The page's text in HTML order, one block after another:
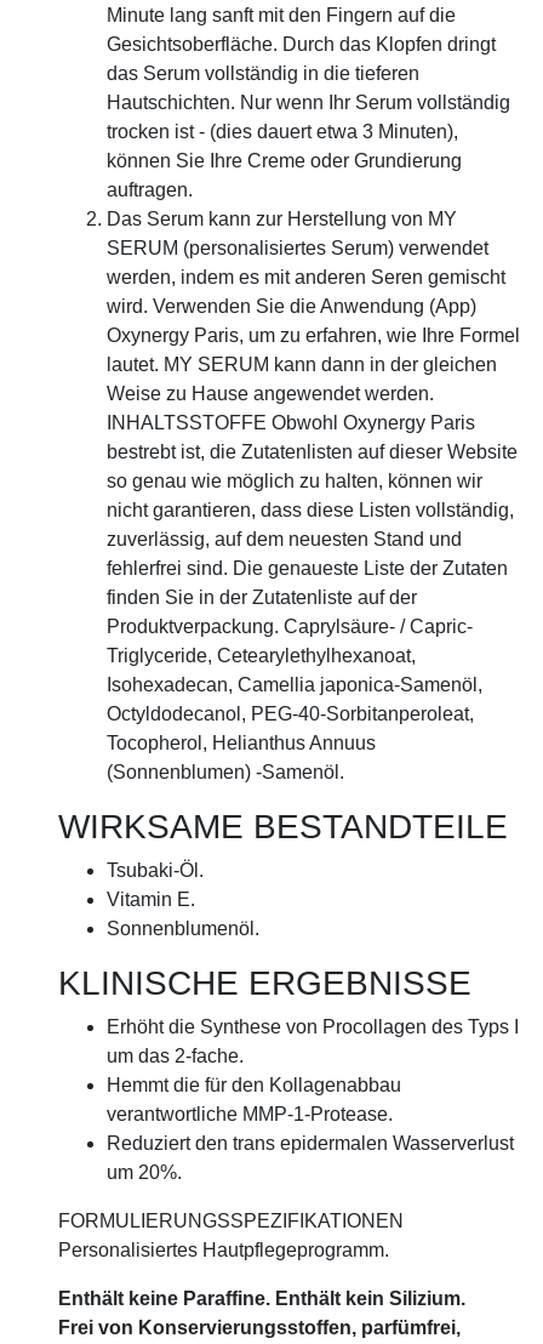
Minute lang sanft mit den Fingern auf die
Gesichtsoberfläche. Durch das Klopfen dringt
das Serum vollständig in die tieferen
Hautschichten. Nur wenn Ihr Serum vollständig
trocken ist - (dies dauert etwa 3 Minuten),
können Sie Ihre Creme oder Grundierung
auftragen.
Das Serum kann zur Herstellung von MY
SERUM (personalisiertes Serum) verwendet
werden, indem es mit anderen Seren gemischt
wird. Verwenden Sie die Anwendung (App)
Oxynergy Paris, um zu erfahren, wie Ihre Formel
lautet. MY SERUM kann dann in der gleichen
Weise zu Hause angewendet werden.
INHALTSSTOFFE Obwohl Oxynergy Paris
bestrebt ist, die Zutatenlisten auf dieser Website
so genau wie möglich zu halten, können wir
nicht garantieren, dass diese Listen vollständig,
zuverlässig, auf dem neuesten Stand und
fehlerfrei sind. Die genaueste Liste der Zutaten
finden Sie in der Zutatenliste auf der
Produktverpackung. Caprylsäure- / Capric-
Triglyceride, Cetearylethylhexanoat,
Isohexadecan, Camellia japonica-Samenöl,
Octyldodecanol, PEG-40-Sorbitanperoleat,
Tocopherol, Helianthus Annuus
(Sonnenblumen) -Samenöl.
WIRKSAME BESTANDTEILE
Tsubaki-Öl.
Vitamin E.
Sonnenblumenöl.
KLINISCHE ERGEBNISSE
Erhöht die Synthese von Procollagen des Typs I
um das 2-fache.
Hemmt die für den Kollagenabbau
verantwortliche MMP-1-Protease.
Reduziert den trans epidermalen Wasserverlust
um 20%.
FORMULIERUNGSSPEZIFIKATIONEN
Personalisiertes Hautpflegeprogramm.
Enthält keine Paraffine. Enthält kein Silizium.
Frei von Konservierungsstoffen, parfümfrei,